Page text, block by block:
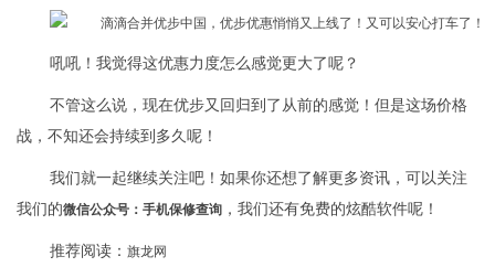
吼吼！我觉得这优惠力度怎么感觉更大了呢？
不管这么说，现在优步又回归到了从前的感觉！但是这场价格
战，不知还会持续到多久呢！
我们就一起继续关注吧！如果你还想了解更多资讯，可以关注
我们的微信公众号：手机保修查询 ，我们还有免费的炫酷软件呢！
推荐阅读： 旗龙网